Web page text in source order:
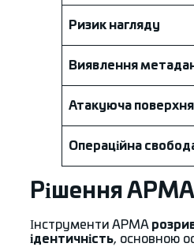
Ризик нагляду
Виявлення
Атакуюча поверхня
Операційна
Рішення
Інструменти АРМА
ідентичність, основною